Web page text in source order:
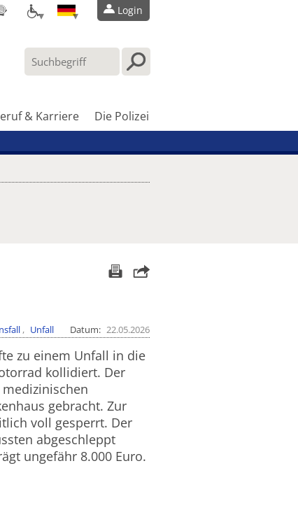
Login
& Karriere Die Polizei
Unfall Datum 22.05.2026
zu einem Unfall in die
kollidiert. Der
gebracht. Zur
voll gesperrt. Der
abgeschleppt
ungefähr 8.000 Euro.